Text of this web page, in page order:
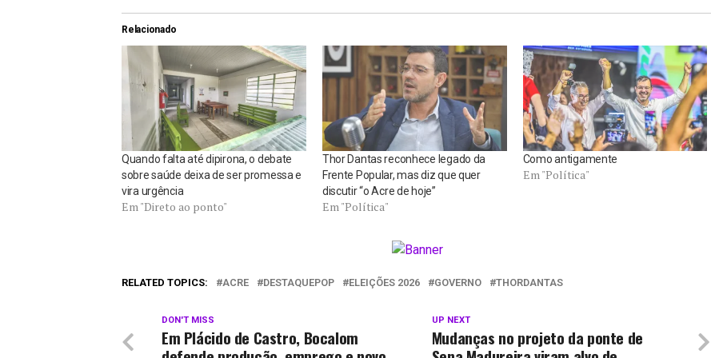
Relacionado
Quando falta até dipirona, o debate
sobre saúde deixa de ser promessa e
vira urgência
Em "Direto ao ponto"
Thor Dantas reconhece legado da
Frente Popular, mas diz que quer
discutir “o Acre de hoje”
Em "Política"
Como antigamente
Em "Política"
RELATED TOPICS: ACRE DESTAQUEPOP ELEIÇÕES 2026 GOVERNO THORDANTAS
UP NEXT
Mudanças no projeto da ponte de
DON'T MISS
Em Plácido de Castro, Bocalom